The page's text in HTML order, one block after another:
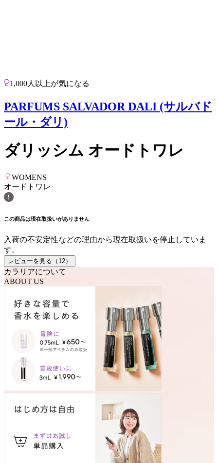
1,000人以上が気になる
PARFUMS SALVADOR DALI (サルバド
ール・ダリ)
ダリッシム オードトワレ
WOMENS
オードトワレ
この商品は現在取扱いがありません
入荷の不安定性などの理由から現在取扱いを停止していま
す。
レビューを見る（ 12）
カラリアについて
ABOUT US